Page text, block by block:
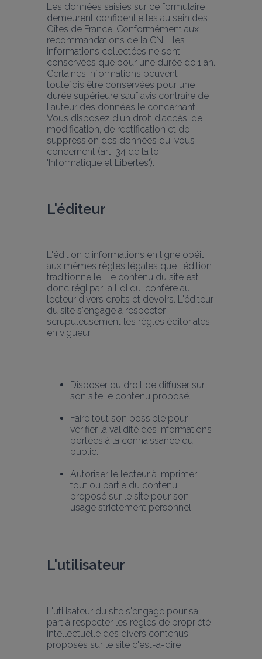
Les données saisies sur ce formulaire
demeurent confidentielles au sein des
Gîtes de France. Conformément aux
recommandations de la CNIL les
informations collectées ne sont
conservées que pour une durée de 1 an.
Certaines informations peuvent
toutefois être conservées pour une
durée supérieure sauf avis contraire de
l'auteur des données le concernant.
Vous disposez d'un droit d'accès, de
modification, de rectification et de
suppression des données qui vous
concernent (art. 34 de la loi
'Informatique et Libertés').
L'éditeur
L'édition d'informations en ligne obéit
aux mêmes règles légales que l'édition
traditionnelle. Le contenu du site est
donc régi par la Loi qui confère au
lecteur divers droits et devoirs. L'éditeur
du site s'engage à respecter
scrupuleusement les règles éditoriales
en vigueur :
Disposer du droit de diffuser sur
son site le contenu proposé.
Faire tout son possible pour
vérifier la validité des informations
portées à la connaissance du
public.
Autoriser le lecteur à imprimer
tout ou partie du contenu
proposé sur le site pour son
usage strictement personnel.
L'utilisateur
L'utilisateur du site s'engage pour sa
part à respecter les règles de propriété
intellectuelle des divers contenus
proposés sur le site c'est-à-dire :